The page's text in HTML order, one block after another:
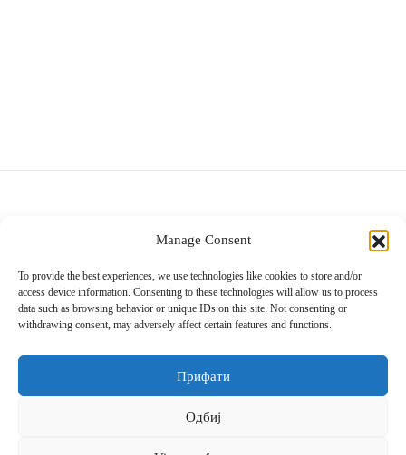
Manage Consent
To provide the best experiences, we use technologies like cookies to store and/or
access device information. Consenting to these technologies will allow us to process
data such as browsing behavior or unique IDs on this site. Not consenting or
withdrawing consent, may adversely affect certain features and functions.
Прифати
Одбиј
Villeroy & Boch
Diamond Mall, I кат
info@villeroy-boch.mk
078/365-814